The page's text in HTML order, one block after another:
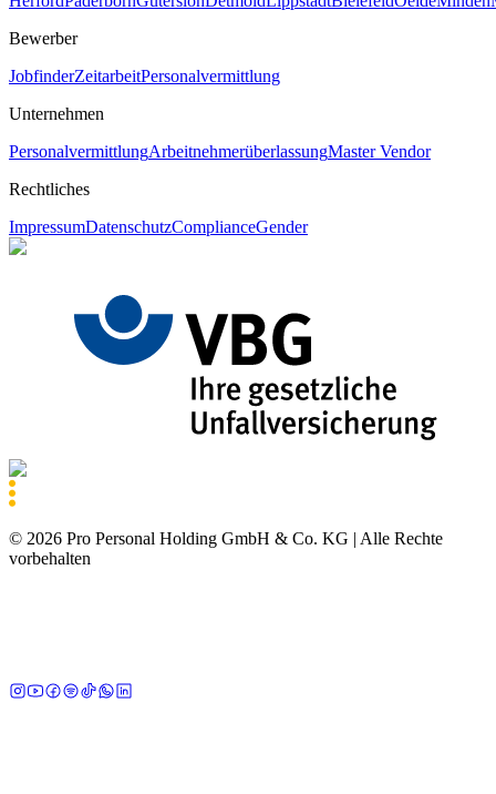
Bewerber
JobfinderZeitarbeitPersonalvermittlung
Unternehmen
PersonalvermittlungArbeitnehmerüberlassungMaster Vendor
Rechtliches
ImpressumDatenschutzComplianceGender
© 2026 Pro Personal Holding GmbH & Co. KG | Alle Rechte
vorbehalten